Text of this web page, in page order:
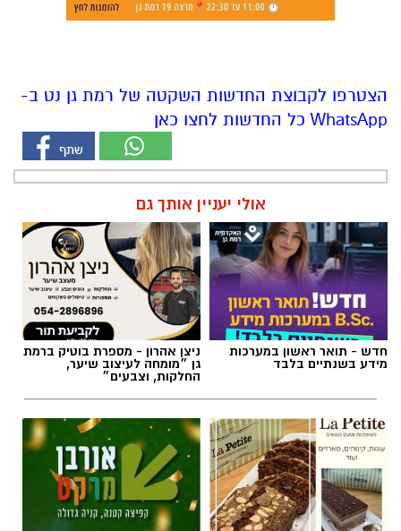
הצטרפו לקבוצת החדשות השקטה של רמת גן נט ב-
WhatsApp כל החדשות לחצו כאן
אולי יעניין אותך גם
חדש - תואר ראשון במערכות
מידע בשנתיים בלבד
ניצן אהרון - מספרת בוטיק ברמת
גן ״מומחה לעיצוב שיער,
החלקות, וצבעים״